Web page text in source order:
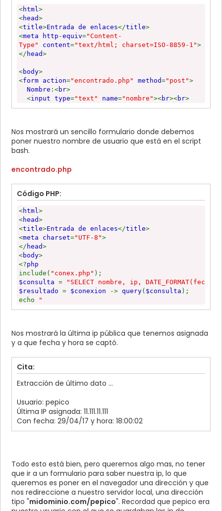
<html>
<head>
<title>Entrada de enlaces</title>
<meta http -equiv="Content-
Type" content="text/html; charset=ISO-8859-1">
</ head>
<body>
<form action="encontrado.php" method="post">
Nombre :<br>
<input type="text" name="nombre"><br><br>
<input type="submit"value="Submit">
</html>
Nos mostrará un sencillo formulario donde debemos
poner nuestro nombre de usuario que está en el script
bash.
encontrado.php
Código PHP:
<html>
<head>
<title>Entrada de enlaces</title>
<meta charset="UTF-8">
</ head>
<body>
<?php
include( "conex.php" );
$consulta =
"SELECT nombre, ip,
$resultado = $conexion -> query( $consulta );
echo
"
<span style='color: blue;'>Extracción de último
{
echo "Usuario: ". $fila[
<br>"
echo
}
mysqli_close
?>
</body>
</html>
Nos mostrará la última ip pública que tenemos asignada
y a que fecha y hora se captó.
Cita:
Extracción de último dato ...
Usuario: pepico
Última IP asignada: 11.111.11.111
Con fecha: 29/04/17 y hora: 18:00:02
Todo esto está bien, pero queremos algo mas, no tener
que ir a un formulario para saber nuestra ip, lo que
queremos es poner en el navegador una dirección y que
nos redireccione a nuestro servidor local, una dirección
tipo "midominio.com/pepico". Recordad que pepico era